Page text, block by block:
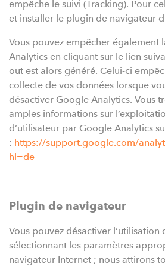
empêche le suivi (Tracking). Pour
et installer le plugin de navigateur
Vous pouvez empêcher également
Analytics en cliquant sur le lien
out est alors généré. Celui-ci
collecte de vos données lorsque
désactiver Google Analytics. Vous
amples informations sur
d’utilisateur par Google Analytics
: https://support.google.com/
hl=de
Plugin de navigateur
Vous pouvez désactiver l’utilisation
sélectionnant les paramètres
navigateur Internet ; nous attirons